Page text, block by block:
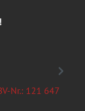
Nr.: 121 647